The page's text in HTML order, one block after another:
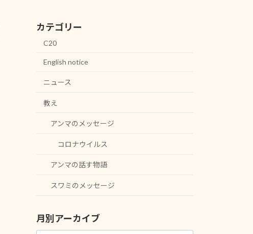
カテゴリー
C20
English notice
ニュース
教え
アンマのメッセージ
コロナウイルス
アンマの話す物語
スワミのメッセージ
月別アーカイブ